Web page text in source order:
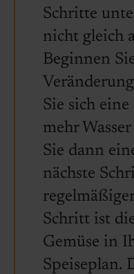
Schritte
nicht gleich
Beginnen
Sie sich
mehr
Sie dann
nächste
Schritt ist
Gemüse in
Speiseplan.